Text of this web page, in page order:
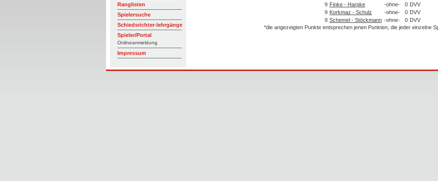
Ranglisten
Spielersuche
Schiedsrichter-lehrgänge
Spieler/Portal
Onlineanmeldung
Impressum
9 Finke - Harpke -ohne- 0 DVV
9 Korkmaz - Schulz -ohne- 0 DVV
9 Schemel - Stöckmann -ohne- 0 DVV
*die angezeigten Punkte entsprechen jenen Punkten, die jeder einzelne